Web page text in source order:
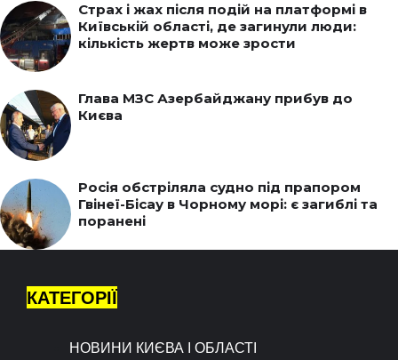
Страх і жах після подій на платформі в
Київській області, де загинули люди:
кількість жертв може зрости
Глава МЗС Азербайджану прибув до
Києва
Росія обстріляла судно під прапором
Гвінеї-Бісау в Чорному морі: є загиблі та
поранені
КАТЕГОРІЇ
НОВИНИ КИЄВА І ОБЛАСТІ